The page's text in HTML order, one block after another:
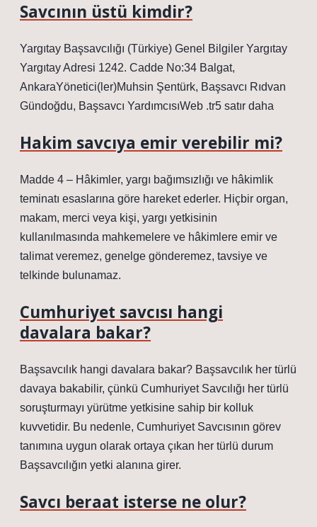
Savcının üstü kimdir?
Yargıtay Başsavcılığı (Türkiye) Genel Bilgiler Yargıtay
Yargıtay Adresi 1242. Cadde No:34 Balgat,
AnkaraYönetici(ler)Muhsin Şentürk, Başsavcı Rıdvan
Gündoğdu, Başsavcı YardımcısıWeb .tr5 satır daha
Hakim savcıya emir verebilir mi?
Madde 4 – Hâkimler, yargı bağımsızlığı ve hâkimlik
teminatı esaslarına göre hareket ederler. Hiçbir organ,
makam, merci veya kişi, yargı yetkisinin
kullanılmasında mahkemelere ve hâkimlere emir ve
talimat veremez, genelge gönderemez, tavsiye ve
telkinde bulunamaz.
Cumhuriyet savcısı hangi
davalara bakar?
Başsavcılık hangi davalara bakar? Başsavcılık her türlü
davaya bakabilir, çünkü Cumhuriyet Savcılığı her türlü
soruşturmayı yürütme yetkisine sahip bir kolluk
kuvvetidir. Bu nedenle, Cumhuriyet Savcısının görev
tanımına uygun olarak ortaya çıkan her türlü durum
Başsavcılığın yetki alanına girer.
Savcı beraat isterse ne olur?